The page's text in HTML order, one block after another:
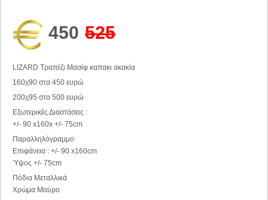
450 525
LIZARD Τραπέζι Μασίφ καπακι ακακία
160χ90 στα 450 ευρώ
200χ95 στα 500 ευρώ
Εξωτερικές Διαστάσεις :
+/- 90 x160x +/- 75cm
Παραλληλόγραμμο
Επιφάνεια : +/- 90 x160cm
Ύψος +/- 75cm
Πόδια Μεταλλικά
Χρώμα Μαύρο